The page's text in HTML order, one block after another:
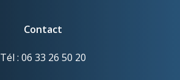
Contact
Tél : 06 33 26 50 20